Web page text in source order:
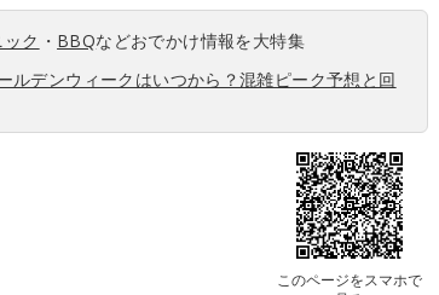
ク ・ BBQなどおでかけ情報を大特集
ルデンウィークはいつから？混雑ピーク予想と回
このページをスマホで